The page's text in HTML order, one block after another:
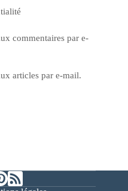
commentaires par e-
articles par e-mail.